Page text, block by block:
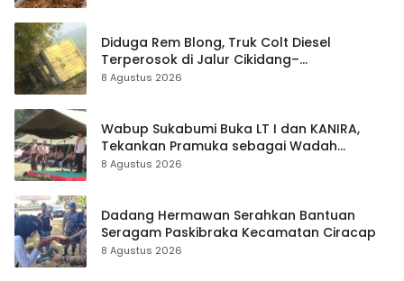
Diduga Rem Blong, Truk Colt Diesel
Terperosok di Jalur Cikidang–
Palabuhanratu
8 Agustus 2026
Wabup Sukabumi Buka LT I dan KANIRA,
Tekankan Pramuka sebagai Wadah
Pembentukan Karakter
8 Agustus 2026
Dadang Hermawan Serahkan Bantuan
Seragam Paskibraka Kecamatan Ciracap
8 Agustus 2026